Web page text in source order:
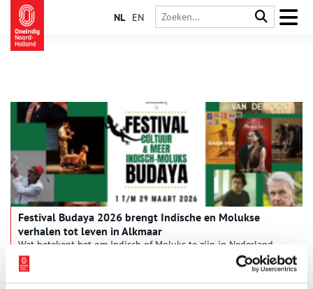
NL EN
Festival Budaya 2026 brengt Indische en Molukse
verhalen tot leven in Alkmaar
Wat betekent het om Indisch of Moluks te zijn in Nederland,
vandaag, morgen en met de geschiedenis die je met je
meeneemt? Van 1 tot en met 29 maart brengt Festival Budaya
Alkmaar tot leven met muziek, dans, theater, films en docu en